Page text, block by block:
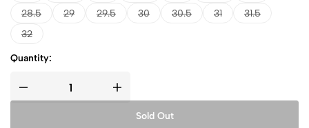
28.5
29 29.5 30 30.5 31
31.5
32
Quantity:
Sold Out